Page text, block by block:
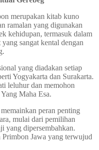
merupakan kitab kuno
ramalan yang digunakan
kehidupan, termasuk dalam
sangat kental dengan
yang diadakan setiap
Yogyakarta dan Surakarta.
leluhur dan memohon
Maha Esa.
peran penting
mulai dari pemilihan
yang dipersembahkan.
Jawa yang terwujud